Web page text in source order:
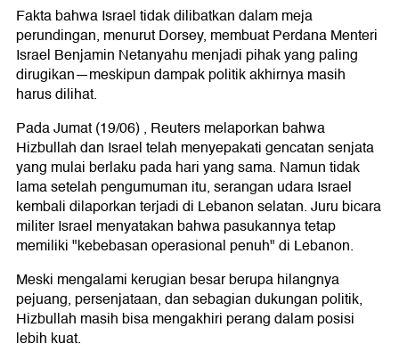
Fakta bahwa Israel tidak dilibatkan dalam meja
perundingan, menurut Dorsey, membuat Perdana Menteri
Israel Benjamin Netanyahu menjadi pihak yang paling
dirugikan—meskipun dampak politik akhirnya masih
harus dilihat.
Pada Jumat (19/06) , Reuters melaporkan bahwa
Hizbullah dan Israel telah menyepakati gencatan senjata
yang mulai berlaku pada hari yang sama. Namun tidak
lama setelah pengumuman itu, serangan udara Israel
kembali dilaporkan terjadi di Lebanon selatan. Juru bicara
militer Israel menyatakan bahwa pasukannya tetap
memiliki "kebebasan operasional penuh" di Lebanon.
Meski mengalami kerugian besar berupa hilangnya
pejuang, persenjataan, dan sebagian dukungan politik,
Hizbullah masih bisa mengakhiri perang dalam posisi
lebih kuat.